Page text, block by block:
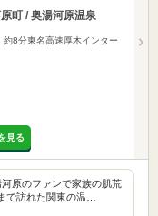
町 / 奥湯河原温泉
8分東名高速厚木インター
見る
原のファンで家族の肌荒
で訪れた関東の温…